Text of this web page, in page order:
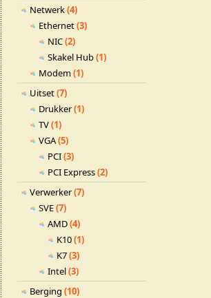
Netwerk(4)
Ethernet(3)
NIC(2)
Skakel Hub(1)
Modem(1)
Uitset(7)
Drukker(1)
TV(1)
VGA(5)
PCI(3)
PCI Express(2)
Verwerker(7)
SVE(7)
AMD(4)
K10(1)
K7(3)
Intel(3)
Berging (10)